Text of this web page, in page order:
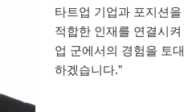
타트업 기업과 포지션
적합한 인재를 연결시
업 군에서의 경험을 토
하겠습니다.”